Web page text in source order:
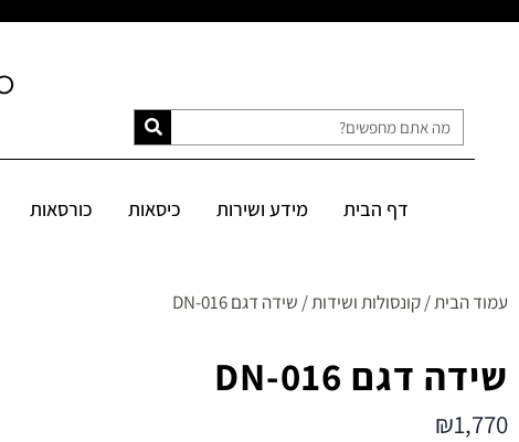
דף הבית מידע ושירות כיסאות כורסאות
עמוד הבית/קונסולות ושידות/ שידה דגם DN-016
שידה דגם DN-016
₪1,770